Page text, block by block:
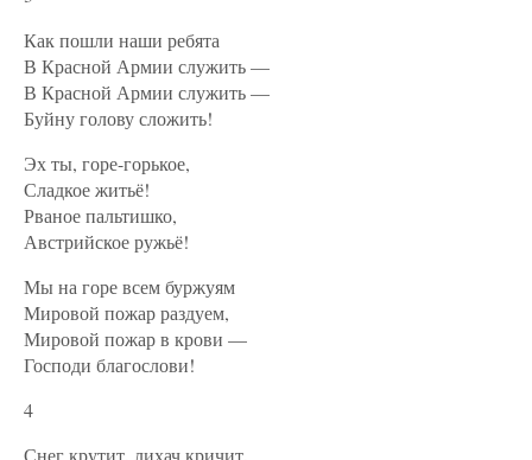
Как пошли наши ребята
В Красной Армии служить —
В Красной Армии служить —
Буйну голову сложить!
Эх ты, горе-горькое,
Сладкое житьё!
Рваное пальтишко,
Австрийское ружьё!
Мы на горе всем буржуям
Мировой пожар раздуем,
Мировой пожар в крови —
Господи благослови!
4
Снег крутит, лихач кричит,